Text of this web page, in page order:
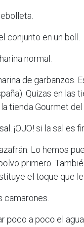
conjunto en un boll.
normal.
de garbanzos.
Quizas en las
tienda Gourmet del
¡OJO! si la sal es
Lo hemos
primero.
el toque que
camarones.
poco a poco el